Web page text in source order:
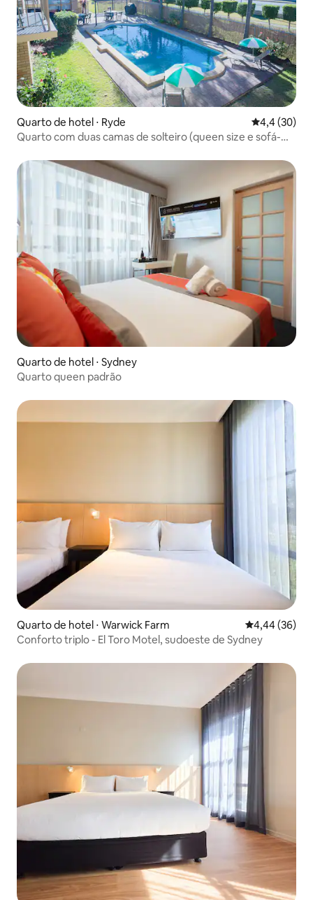
Quarto de hotel ⋅ Ryde 4,4 de uma
4,4 (30)
Quarto com duas camas de solteiro (queen size e sofá-
Quarto de hotel ⋅ Sydney
Quarto queen padrão
Quarto de hotel ⋅ Warwick Farm 4,44 de uma
4,44 (36)
Conforto triplo - El Toro Motel, sudoeste de Sydney